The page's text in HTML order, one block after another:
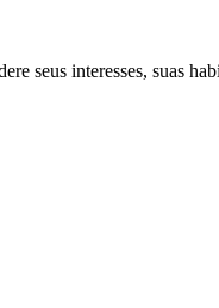
interesses, suas